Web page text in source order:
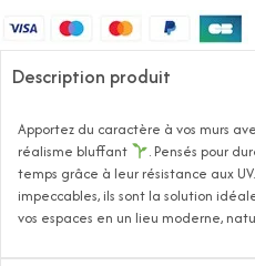
Description produit
Apportez du caractère à vos murs
réalisme bluffant
. Pensés pour
temps grâce à leur résistance aux
impeccables, ils sont la solution
vos espaces en un lieu moderne,